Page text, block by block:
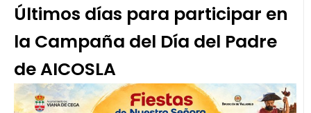
Últimos días para participar en
la Campaña del Día del Padre
de AICOSLA